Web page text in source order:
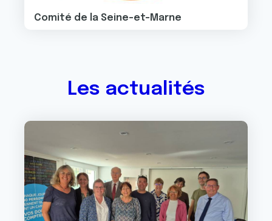
Comité de la Seine-et-Marne
Les actualités
Image